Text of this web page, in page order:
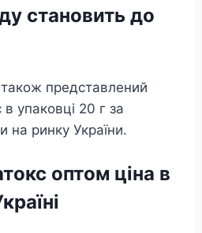
становить до
представлений
упаковці 20 г за
на ринку України.
оптом ціна в